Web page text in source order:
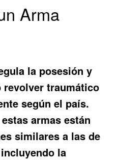
Arma
la posesión y
revolver traumático
según el país.
armas están
similares a las de
la